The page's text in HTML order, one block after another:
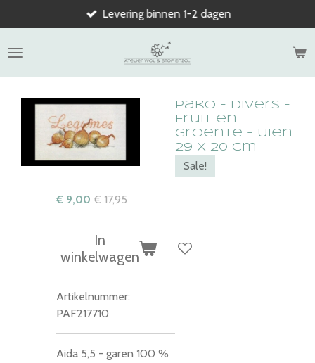
direct
naar
Levering binnen 1-2 dagen
Pako - Divers -
Fruit en
groente - Uien
29 x 20 cm
Sale!
€ 9,00 € 17,95
In
winkelwagen
Artikelnummer:
PAF217710
Aida 5,5 - garen 100 %